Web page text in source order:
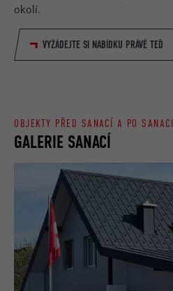
okolí.
VYŽÁDEJTE SI NABÍDKU PRÁVĚ TEĎ
GALERIE SANACÍ
OBJEKTY PŘED SANACÍ A PO SANACI